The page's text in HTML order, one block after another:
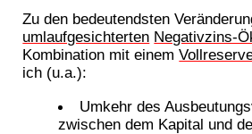
Zu den bedeutendsten
umlaufgesichterten Negativzins-
Kombination mit einem
ich (u.a.):
Umkehr des
zwischen dem Kapital und